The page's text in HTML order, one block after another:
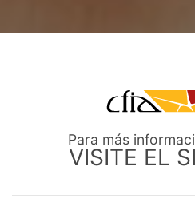
Para más
VISITE EL